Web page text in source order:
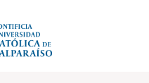
ir directamente al contenido